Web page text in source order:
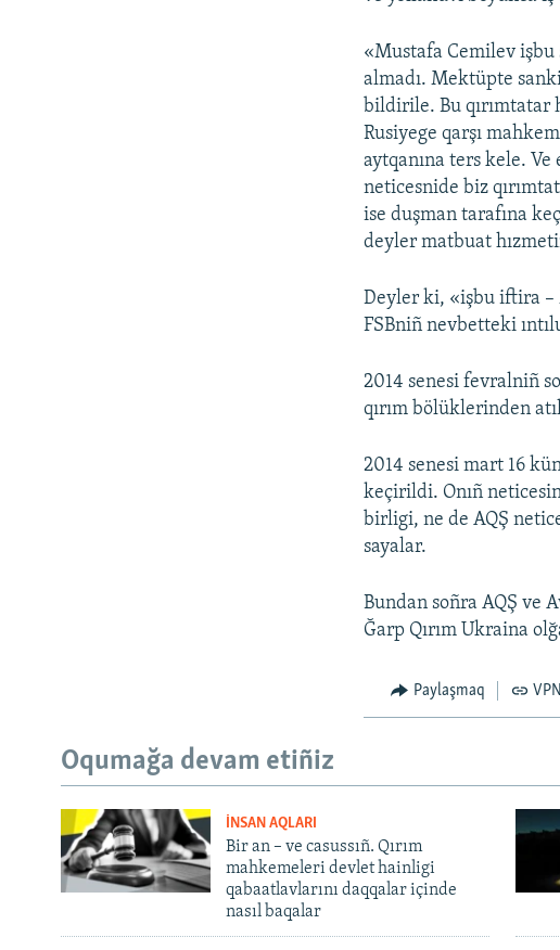
«Mustafa Cemilev işbu
almadı. Mektüpte
bildirile. Bu qırımtatar
Rusiyege qarşı
aytqanına ters kele.
neticesnide biz
ise duşman tarafına
deyler matbuat
Deyler ki, «işbu iftira –
FSBniñ nevbetteki
2014 senesi fevralniñ
qırım bölüklerinden
2014 senesi mart 16
keçirildi. Onıñ
birligi, ne de AQŞ
sayalar.
Bundan soñra AQŞ ve
Ğarp Qırım Ukraina
Paylaşmaq
Oqumağa devam etiñiz
İNSAN AQLARI
Bir an – ve casussıñ. Qırım
mahkemeleri devlet hainligi
qabaatlavlarını daqqalar içinde
nasıl baqalar